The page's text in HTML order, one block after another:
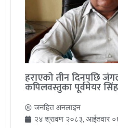
हराएको तीन दिनपछि
कपिलवस्तुका पूर्वमेयर सिंह
जनहित अनलाइन
२४ श्रावण २०८३, आईतवार